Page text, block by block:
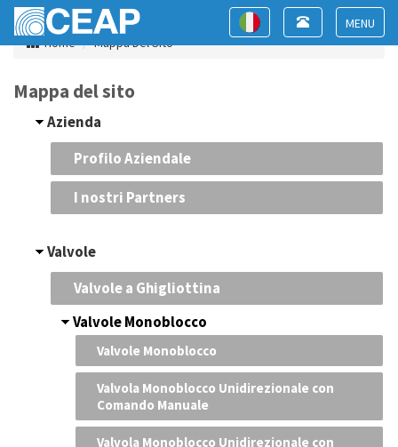
Toggle
Toggle
navigation
Toggle
navigation
Home Mappa Del Sito
Mappa del sito
Azienda
Profilo Aziendale
I nostri Partners
Valvole
Valvole a Ghigliottina
Valvole Monoblocco
Valvole Monoblocco
Valvola Monoblocco Unidirezionale con
Comando Manuale
Valvola Monoblocco Unidirezionale con